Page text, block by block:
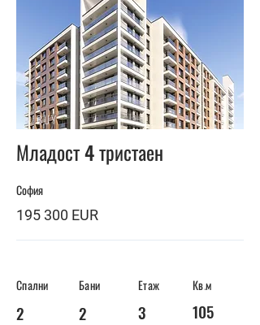
BUY
Младост 4 тристаен
София
195 300 EUR
Спални Бани Етаж Кв.м
2 2 3 105